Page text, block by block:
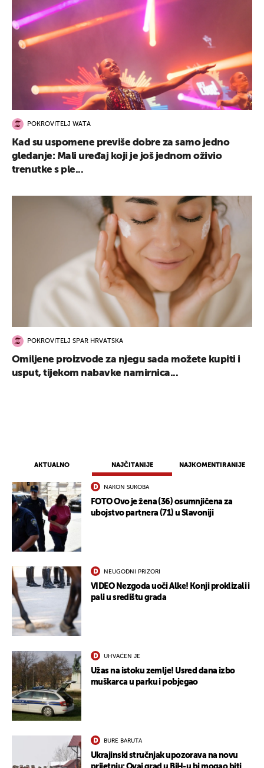
AKTUALNO NAJČITANIJE NAJKOMENTIRANIJE
NAKON SUKOBA
FOTO Ovo je žena (36) osumnjičena za
ubojstvo partnera (71) u Slavoniji
NEUGODNI PRIZORI
VIDEO Nezgoda uoči Alke! Konji proklizali i
pali u središtu grada
UHVAĆEN JE
Užas na istoku zemlje! Usred dana izbo
muškarca u parku i pobjegao
BURE BARUTA
Ukrajinski stručnjak upozorava na novu
POKROVITELJ WATA
Kad su uspomene previše dobre za samo jedno
gledanje: Mali uređaj koji je još jednom oživio
trenutke s ple...
POKROVITELJ SPAR HRVATSKA
Omiljene proizvode za njegu sada možete kupiti i
usput, tijekom nabavke namirnica...